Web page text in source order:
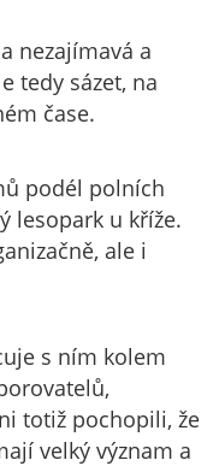
nezajímavá a
tedy sázet, na
čase.
podél polních
lesopark u kříže.
ale i
s ním kolem
totiž pochopili, že
velký význam a